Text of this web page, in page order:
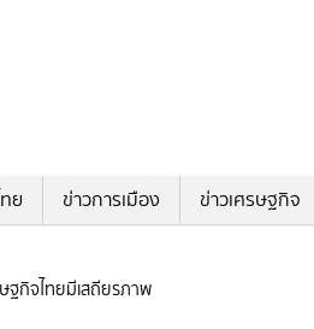
ย ข่าวการเมือง ข่าวเศรษฐกิจ
ฐกิจไทยมีเสถียรภาพ